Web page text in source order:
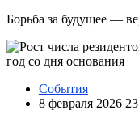
Борьба за будущее —
События
8 февраля 2026